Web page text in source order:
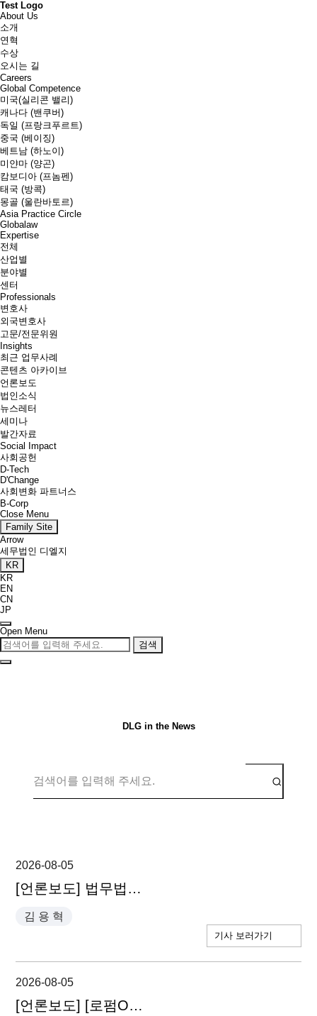
Test Logo
About Us
소개
연혁
수상
오시는 길
Careers
Global Competence
미국(실리콘 밸리)
캐나다 (밴쿠버)
독일 (프랑크푸르트)
중국 (베이징)
베트남 (하노이)
미얀마 (양곤)
캄보디아 (프놈펜)
태국 (방콕)
몽골 (울란바토르)
Asia Practice Circle
Globalaw
Expertise
전체
산업별
분야별
센터
Professionals
변호사
외국변호사
고문/전문위원
Insights
최근 업무사례
콘텐츠 아카이브
언론보도
법인소식
뉴스레터
세미나
발간자료
Social Impact
사회공헌
D-Tech
D'Change
사회변화 파트너스
B-Corp
Close Menu
Family Site
Arrow
세무법인 디엘지
KR
KR
EN
CN
JP
Open Menu
검색
DLG in the News
2026-08-05
[언론보도] 법무법인 지평·디엘지·태평양, 몽골 프로보노지원센터 개소 - 김용혁 파트너 변호사, 염형국 파트너 변호사
김 용 혁
기사 보러가기
2026-08-05
[언론보도] [로펌ON] 디엘지, 벤처캐피탈협회 자문기관 지정…맞춤형 M&A 지원